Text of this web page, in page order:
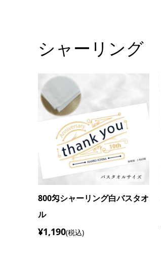
シャーリング
550匁シャーリングスポーツタ
オル
¥1,620(税込)